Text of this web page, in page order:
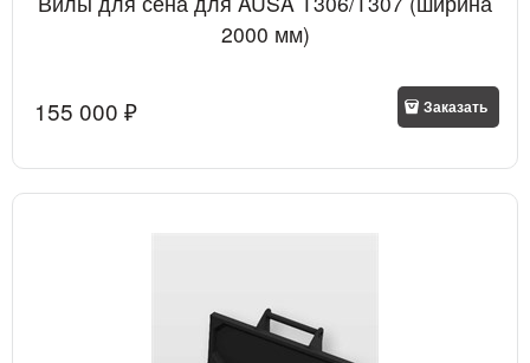
2000 мм)
155 000 ₽ Заказать